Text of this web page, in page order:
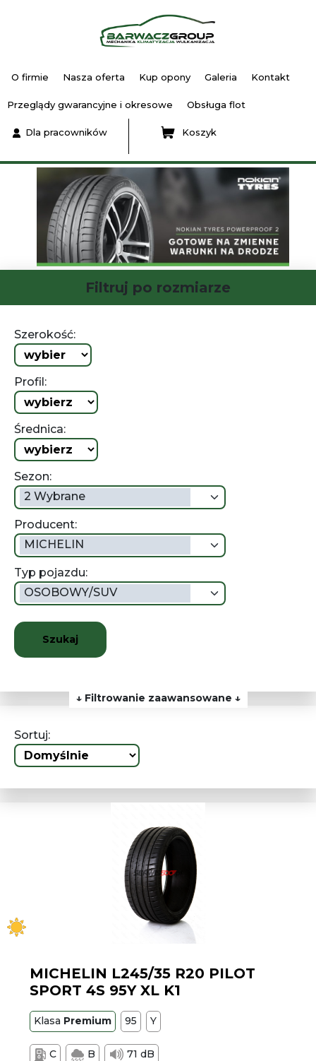
O firmie Nasza oferta Kup opony Galeria Kontakt
Przeglądy gwarancyjne i okresowe Obsługa flot
Dla pracowników Koszyk
Filtruj po rozmiarze
Szerokość:
Profil:
Średnica:
Sezon:
2 Wybrane
Producent:
MICHELIN
Typ pojazdu:
OSOBOWY/SUV
Szukaj
↓ Filtrowanie zaawansowane ↓
Sortuj:
MICHELIN L245/35 R20 PILOT
SPORT 4S 95Y XL K1
Klasa Premium 95 Y
C B 71 dB